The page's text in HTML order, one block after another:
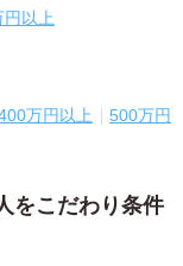
円以上
万円以上
500万円
をこだわり条件